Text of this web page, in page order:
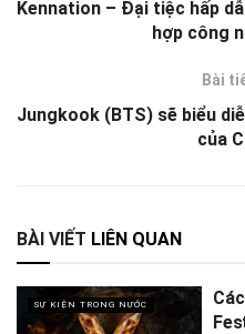
Kennation – Đại tiệc hấp
hợp công
Bài
Jungkook (BTS) sẽ biểu
của
BÀI VIẾT LIÊN QUAN
SỰ KIỆN TRONG NƯỚC